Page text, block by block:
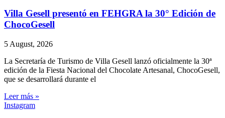
Villa Gesell presentó en FEHGRA la 30° Edición de
ChocoGesell
5 August, 2026
La Secretaría de Turismo de Villa Gesell lanzó oficialmente la 30ª
edición de la Fiesta Nacional del Chocolate Artesanal, ChocoGesell,
que se desarrollará durante el
Leer más »
Instagram